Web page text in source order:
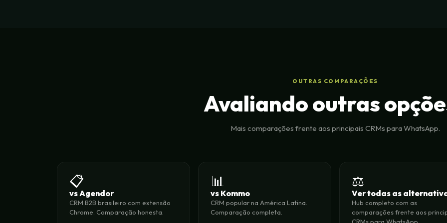
OUTRAS COMPARAÇÕES
Avaliando outras
Mais comparações frente aos principais CRMs para WhatsApp.
📋
vs Agendor
CRM B2B brasileiro com extensão
Chrome. Comparação honesta.
📊
vs Kommo
CRM popular na América Latina.
Comparação completa.
⚖️
Ver todas as
Hub completo com as
comparações frente aos